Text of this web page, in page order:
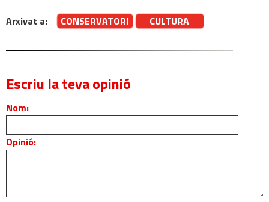
Arxivat a:
CONSERVATORI CULTURA
Escriu la teva opinió
Nom:
Opinió: